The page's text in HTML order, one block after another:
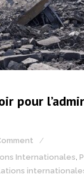
pour
Internationales,